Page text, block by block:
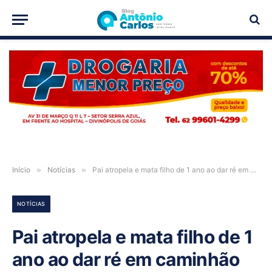
PUBLICIDADE
Início » Notícias » Pai atropela e mata filho de 1 ano ao dar ré em caminhão em LEM-BA
NOTÍCIAS
Pai atropela e mata filho de 1
ano ao dar ré em caminhão